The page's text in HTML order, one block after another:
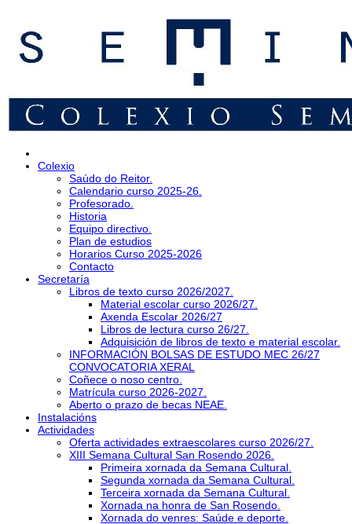
Colexio
Saúdo do Reitor.
Calendario curso 2025-26.
Profesorado.
Historia
Equipo directivo.
Plan de estudios
Horarios Curso 2025-2026
Contacto
Secretaría
Libros de texto curso 2026/2027.
Material escolar curso 2026/27.
Axenda Escolar 2026/27
Libros de lectura curso 26/27.
Adquisición de libros de texto e material escolar.
INFORMACIÓN BOLSAS DE ESTUDO MEC 26/27
CONVOCATORIA XERAL
Coñece o noso centro.
Matrícula curso 2026-2027.
Aberto o prazo de becas NEAE.
Instalacións
Actividades
Oferta actividades extraescolares curso 2026/27.
XIII Semana Cultural San Rosendo 2026.
Primeira xornada da Semana Cultural.
Segunda xornada da Semana Cultural.
Terceira xornada da Semana Cultural.
Xornada na honra de San Rosendo.
Xornada do venres: Saúde e deporte.